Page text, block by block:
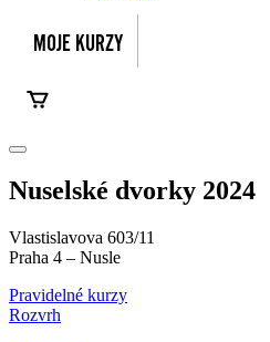
Nuselské dvorky 2024
Vlastislavova 603/11
Praha 4 – Nusle
Pravidelné kurzy
Rozvrh